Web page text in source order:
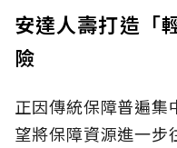
安達人壽打造「
險
正因傳統保障普遍集
望將保障資源進一步